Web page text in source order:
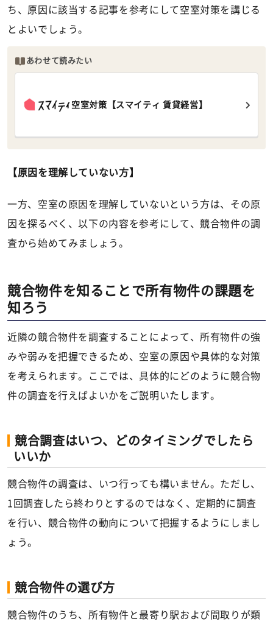
ち、原因に該当する記事を参考にして空室対策を講じる
とよいでしょう。
あわせて読みたい
空室対策【スマイティ 賃貸経営】
【原因を理解していない方】
一方、空室の原因を理解していないという方は、その原
因を探るべく、以下の内容を参考にして、競合物件の調
査から始めてみましょう。
競合物件を知ることで所有物件の課題を
知ろう
近隣の競合物件を調査することによって、所有物件の強
みや弱みを把握できるため、空室の原因や具体的な対策
を考えられます。ここでは、具体的にどのように競合物
件の調査を行えばよいかをご説明いたします。
競合調査はいつ、どのタイミングでしたら
いいか
競合物件の調査は、いつ行っても構いません。ただし、
1回調査したら終わりとするのではなく、定期的に調査
を行い、競合物件の動向について把握するようにしまし
ょう。
競合物件の選び方
競合物件のうち、所有物件と最寄り駅および間取りが類